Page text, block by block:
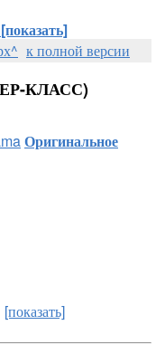
[показать]
к полной версии
КЛАСС)
Оригинальное
[показать]